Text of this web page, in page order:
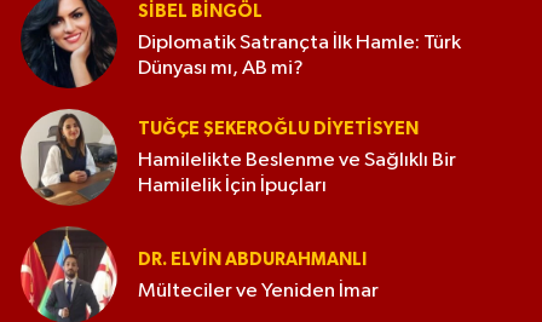
SIBEL BINGÖL
Diplomatik Satrançta İlk Hamle: Türk
Dünyası mı, AB mi?
TUĞÇE ŞEKEROĞLU DIYETISYEN
Hamilelikte Beslenme ve Sağlıklı Bir
Hamilelik İçin İpuçları
DR. ELVIN ABDURAHMANLI
Mülteciler ve Yeniden İmar